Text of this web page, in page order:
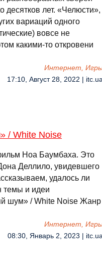
десятков лет. «Челюсти»,
вариаций одного
вовсе не
какими-то откровени
Интернет,
17:10, Август 28, 2022 |
/ White Noise
Ноа Баумбаха. Это
Деллило, увидевшего
удалось ли
темы и идеи
шум» / White Noise Жанр
Интернет,
08:30, Январь 2, 2023 |